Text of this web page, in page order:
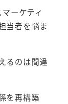
ーケティ
当者を悩ま
るのは間違
を再構築